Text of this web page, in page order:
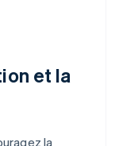
et la
la